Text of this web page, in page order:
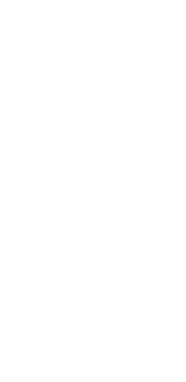
행하세요.
살펴보세요.
을 운영하세요.
및 API 레퍼런스
요
기
률 달성